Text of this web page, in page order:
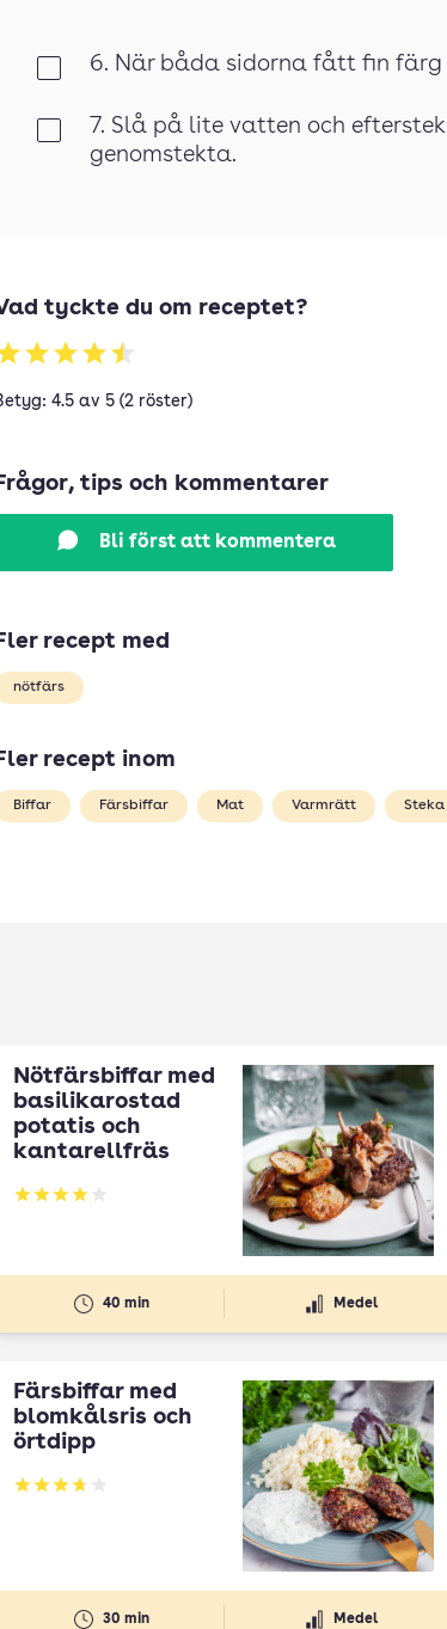
6. När båda sidorna fått fin färg
7. Slå på lite vatten och
genomstekta.
tyckte du om receptet?
4.5 av 5 (2 röster)
tips och kommentarer
Bli först att kommentera
recept med
nötfärs
recept inom
Biffar Färsbiffar Mat Varmrätt Steka
Nötfärsbiffar med
basilikarostad
potatis och
kantarellfräs
Betyg: 3.97 av 5
40 min Medel
Färsbiffar med
blomkålsris och
örtdipp
Betyg: 3.75 av 5
30 min Medel